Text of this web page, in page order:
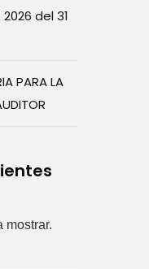
2026 del 31
PARA LA
mostrar.